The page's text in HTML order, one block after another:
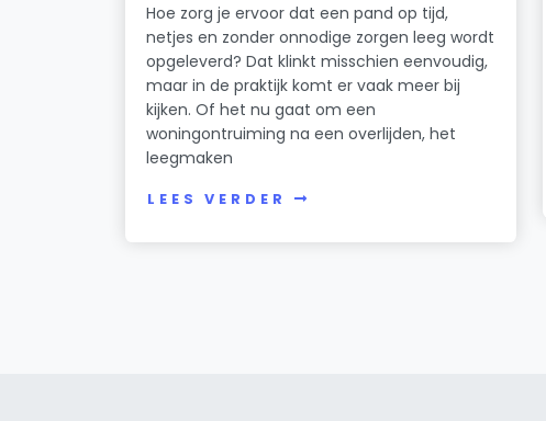
Hoe zorg je ervoor dat een pand op tijd,
netjes en zonder onnodige zorgen leeg wordt
opgeleverd? Dat klinkt misschien eenvoudig,
maar in de praktijk komt er vaak meer bij
kijken. Of het nu gaat om een
woningontruiming na een overlijden, het
leegmaken
LEES VERDER